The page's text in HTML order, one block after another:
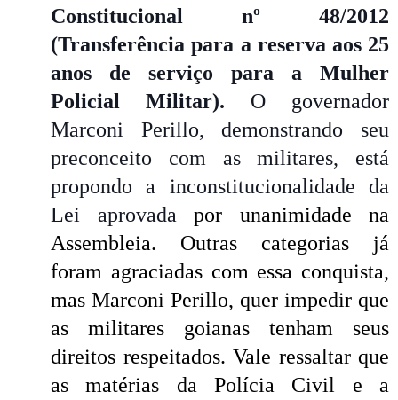
Constitucional nº 48/2012
(Transferência para a reserva aos 25
anos de serviço para a Mulher
Policial Militar). O governador
Marconi Perillo, demonstrando seu
preconceito com as militares, está
propondo a inconstitucionalidade da
Lei aprovada
por unanimidade na
Assembleia. Outras categorias já
foram agraciadas com essa conquista,
mas Marconi Perillo, quer impedir que
as militares goianas tenham seus
direitos respeitados. Vale ressaltar que
as matérias da Polícia Civil e a